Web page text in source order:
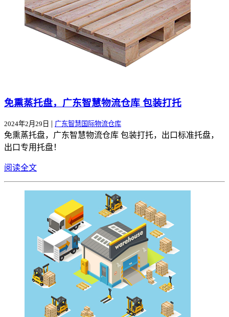
免熏蒸托盘，广东智慧物流仓库 包装打托
2024年2月29日 | 广东智慧国际物流仓库
免熏蒸托盘，广东智慧物流仓库 包装打托，出口标准托盘，
出口专用托盘！
阅读全文